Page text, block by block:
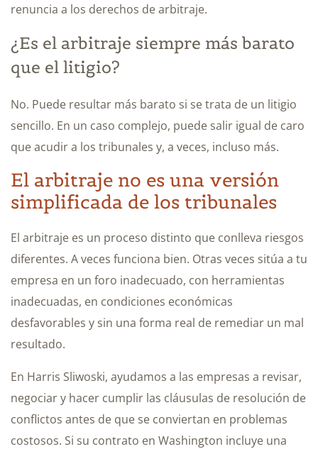
renuncia a los derechos de arbitraje.
¿Es el arbitraje siempre más barato
que el litigio?
No. Puede resultar más barato si se trata de un litigio
sencillo. En un caso complejo, puede salir igual de caro
que acudir a los tribunales y, a veces, incluso más.
El arbitraje no es una versión
simplificada de los tribunales
El arbitraje es un proceso distinto que conlleva riesgos
diferentes. A veces funciona bien. Otras veces sitúa a tu
empresa en un foro inadecuado, con herramientas
inadecuadas, en condiciones económicas
desfavorables y sin una forma real de remediar un mal
resultado.
En Harris Sliwoski, ayudamos a las empresas a revisar,
negociar y hacer cumplir las cláusulas de resolución de
conflictos antes de que se conviertan en problemas
costosos. Si su contrato en Washington incluye una